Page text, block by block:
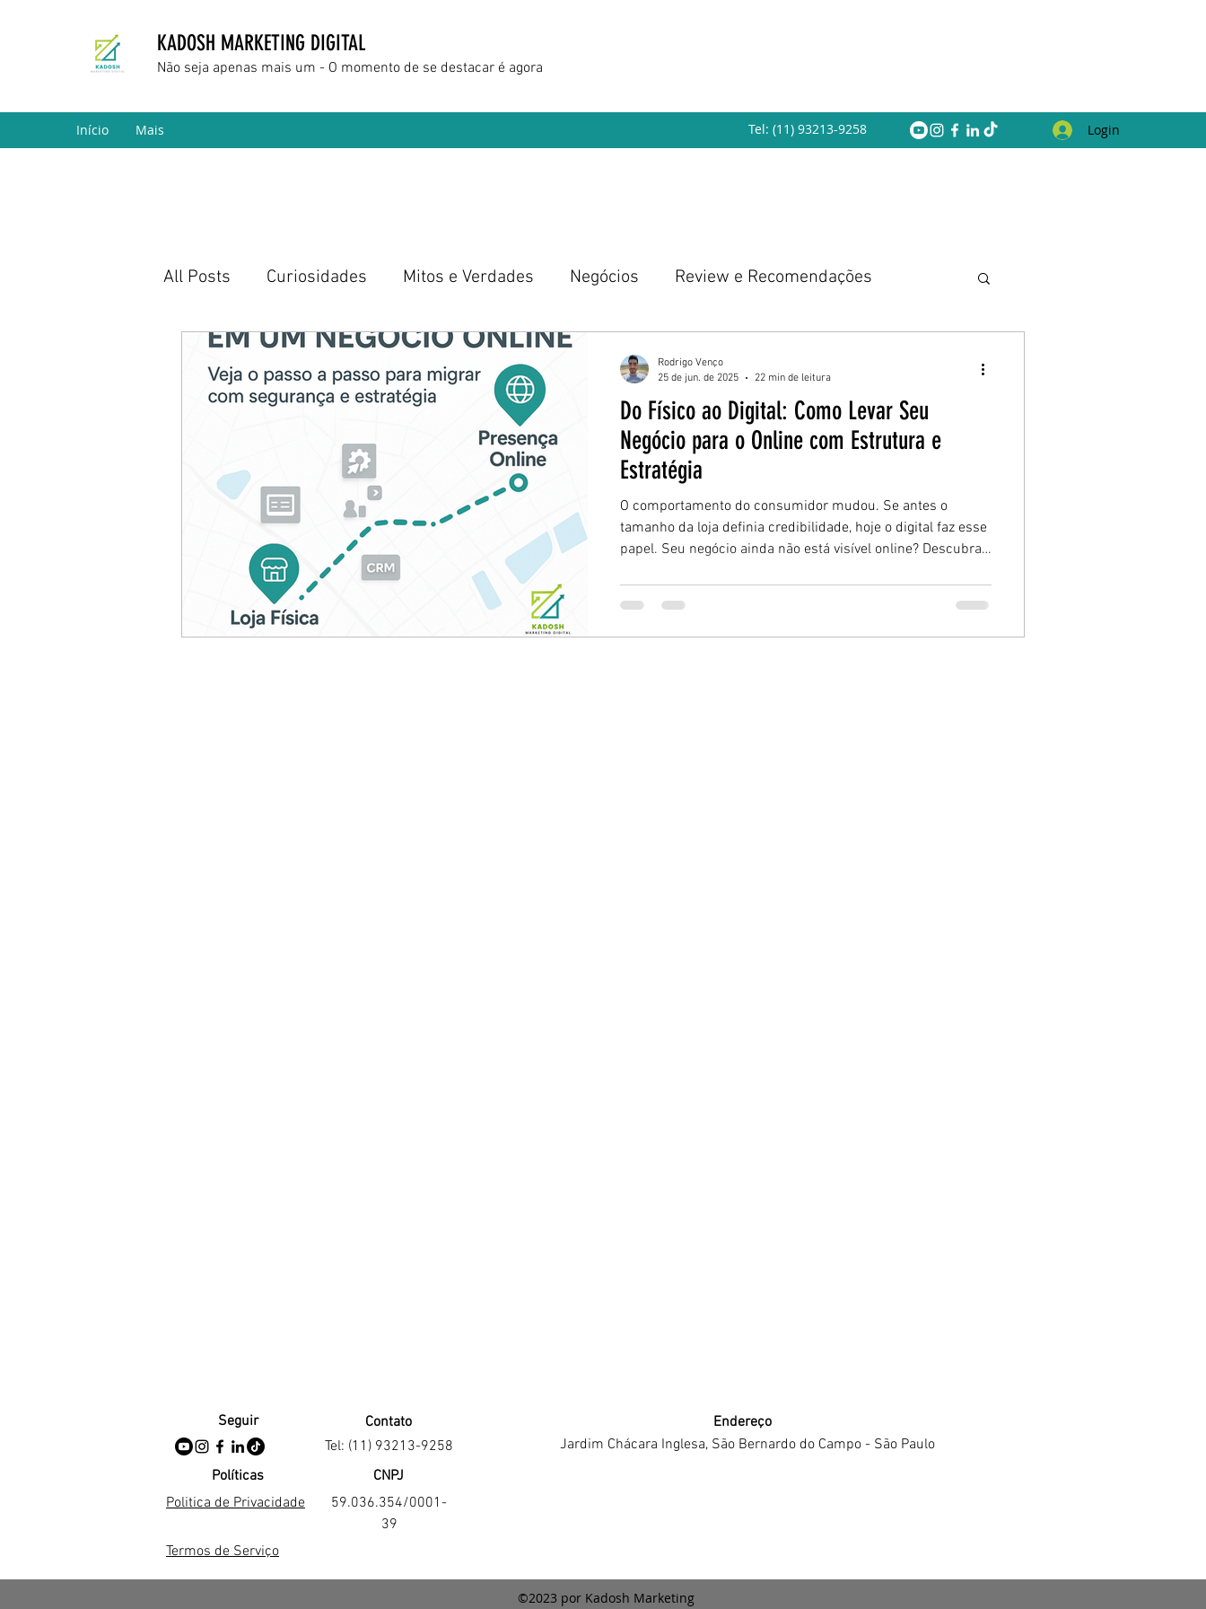
KADOSH MARKETING DIGITAL
Não seja apenas mais um - O momento de se destacar é agora
Início Mais Tel: (11) 93213-9258 Login
All Posts Curiosidades Mitos e Verdades Negócios Review e Recomendações
Marketing Digital Empreendedorismo
Do Físico ao Digital: Como Levar Seu
Negócio para o Online com Estrutura e
Estratégia
O comportamento do consumidor mudou. Se antes o
tamanho da loja definia credibilidade, hoje o digital faz esse
papel. Seu negócio ainda não está visível online? Descubra
Rodrigo Venço
25 de jun. de 2025
22 min de leitura
Seguir
Políticas
Politica de Privacidade
Contato
Tel: (11) 93213-9258
CNPJ
59.036.354/0001-
39
Endereço
Jardim Chácara Inglesa, São Bernardo do Campo - São Paulo
Termos de Serviço
©2023 por Kadosh Marketing